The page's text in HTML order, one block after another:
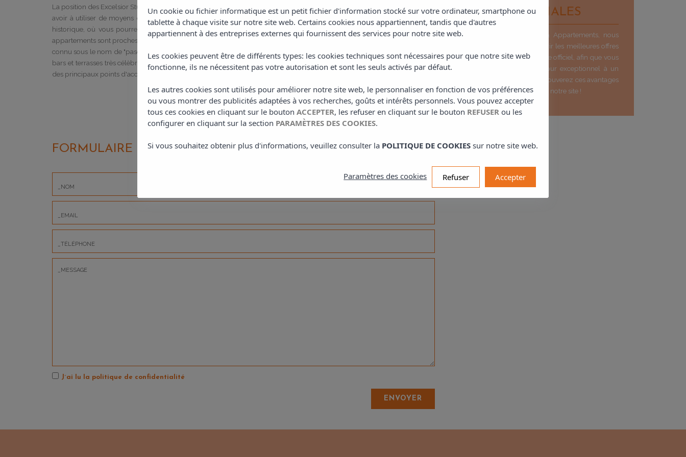
La position des Excelsior Studios & Appartements est exceptionnelle pour ceux qui cherchent commodité et proximité sans
avoir à utiliser de moyens de transport. À seulement 700 mètres, vous trouverez diverses attractions, telles que le centre
historique, où vous pourrez admirer l'église, de nombreux restaurants et bars, ainsi que la zone du port. De plus, les
appartements sont proches de la zone de "Ses Variades", où il est possible d'accéder à un parking gratuit et au bord de mer,
connu sous le nom de "paseo de la puesta de sol" (le boulevard du coucher de soleil), une bande côtière avec une série de
bars et terrasses très célèbres. Cette zone est l'une des plus célèbres et fréquentées de l'île d'Ibiza, car elle représente l'un
des principaux points d'accès pour admirer le coucher de soleil.
LIRE LA SUITE
Il est important de souligner que la zone ouest de l'île d'Ibiza, où se trouve San Antonio de Portmany, est renommée pour
sa beauté naturelle et ses plages et criques spectaculaires. Nos invités peuvent atteindre ces merveilleuses destinations en
Cala Conta, Cala Tarida et Cala Saladeta. Pour ceux qui préfèrent marcher, Caló des Moro, Cala Gració ou Cala Gracioneta
sont facilement accessibles depuis nos installations.
San Antonio de Portmany est une localité bien reliée, directement avec le centre d'Ibiza, d'autres localités et plages de l'île.
L'arrêt de taxi se trouve sur le bord de mer et la station de bus à quelques mètres de l'entrée principale de la localité.
Notre position stratégique vous permettra d'apprécier tout ce que la région a à offrir. Nous vous attendons pour vous faire
profiter de vacances exceptionnelles !
FORMULAIRE DE CONTACT
J´ai lu la politique de confidentialité
ENVOYER
OFFRES SPÉCIALES
Chez Excelsior Studios & Appartements, nous
sommes ravis de vous offrir les meilleures offres
et promotions sur notre site officiel, afin que vous
puissiez profiter d´un séjour exceptionnel à un
prix imbattable. Vous ne trouverez ces avantages
et prix imbattables que sur notre site !
Un cookie ou fichier informatique est un petit fichier d'information stocké sur votre ordinateur, smartphone ou
tablette à chaque visite sur notre site web. Certains cookies nous appartiennent, tandis que d'autres
appartiennent à des entreprises externes qui fournissent des services pour notre site web.
Les cookies peuvent être de différents types: les cookies techniques sont nécessaires pour que notre site web
fonctionne, ils ne nécessitent pas votre autorisation et sont les seuls activés par défaut.
Les autres cookies sont utilisés pour améliorer notre site web, le personnaliser en fonction de vos préférences
ou vous montrer des publicités adaptées à vos recherches, goûts et intérêts personnels. Vous pouvez accepter
tous ces cookies en cliquant sur le bouton ACCEPTER, les refuser en cliquant sur le bouton REFUSER ou les
configurer en cliquant sur la section PARAMÈTRES DES COOKIES.
Si vous souhaitez obtenir plus d'informations, veuillez consulter la POLITIQUE DE COOKIESsur notre site web.
Paramètres des cookies Refuser Accepter